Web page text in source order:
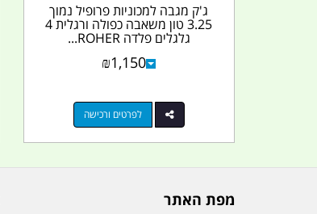
ג'ק מגבה למכוניות פרופיל נמוך
3.25 טון משאבה כפולה ורגלית 4
גלגלים פלדה ROHER...
₪1,150
לפרטים ורכישה
מפת האתר